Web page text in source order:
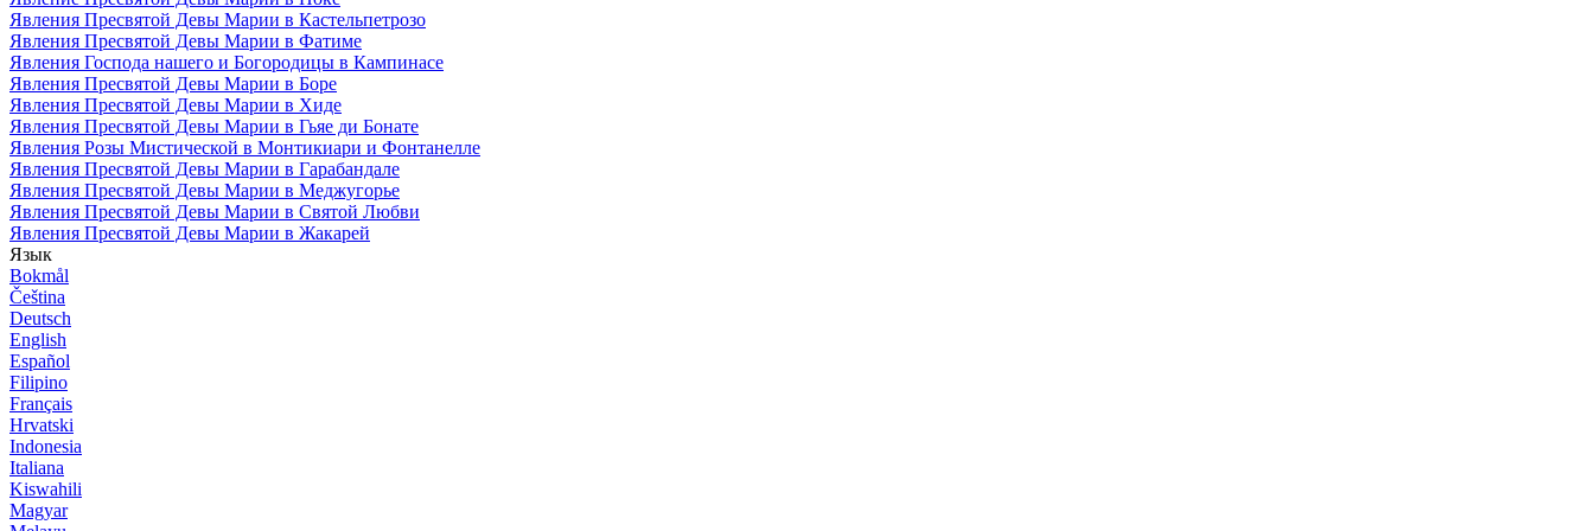
Явления Пресвятой Девы Марии в Кастельпетрозо
Явления Пресвятой Девы Марии в Фатиме
Явления Господа нашего и Богородицы в Кампинасе
Явления Пресвятой Девы Марии в Боре
Явления Пресвятой Девы Марии в Хиде
Явления Пресвятой Девы Марии в Гьяе ди Бонате
Явления Розы Мистической в Монтикиари и Фонтанелле
Явления Пресвятой Девы Марии в Гарабандале
Явления Пресвятой Девы Марии в Меджугорье
Явления Пресвятой Девы Марии в Святой Любви
Явления Пресвятой Девы Марии в Жакарей
Язык
Bokmål
Čeština
Deutsch
English
Español
Filipino
Français
Hrvatski
Indonesia
Italiana
Kiswahili
Magyar